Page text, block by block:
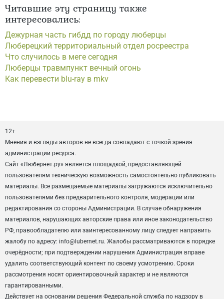
Читавшие эту страницу также
интересовались:
Дежурная часть гибдд по городу люберцы
Люберецкий территориальный отдел росреестра
Что случилось в меге сегодня
Люберцы травмпункт вечный огонь
Как перевести blu-ray в mkv
12+
Мнения и взгляды авторов не всегда совпадают с точкой зрения
администрации ресурса.
Сайт «Любернет.ру» является площадкой, предоставляющей
пользователям техническую возможность самостоятельно публиковать
материалы. Все размещаемые материалы загружаются исключительно
пользователями без предварительного контроля, модерации или
редактирования со стороны Администрации. В случае обнаружения
материалов, нарушающих авторские права или иное законодательство
РФ, правообладателю или заинтересованному лицу следует направить
жалобу по адресу: info@lubernet.ru. Жалобы рассматриваются в порядке
очерёдности; при подтверждении нарушения Администрация вправе
удалить соответствующий контент по своему усмотрению. Сроки
рассмотрения носят ориентировочный характер и не являются
гарантированными.
Действует на основании решения Федеральной служба по надзору в